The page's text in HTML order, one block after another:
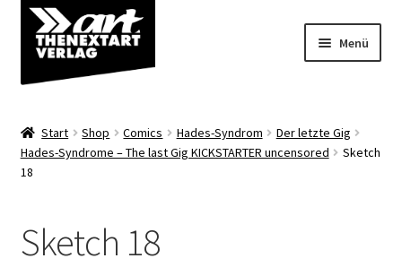
Zur
Navigation
springen
Zum
Inhalt
springen
Menü
Shop
Start Shop Comics Hades-Syndrom
Der letzte Gig
Hades-Syndrome – The last Gig KICKSTARTER uncensored
Sketch
18
Sketch 18